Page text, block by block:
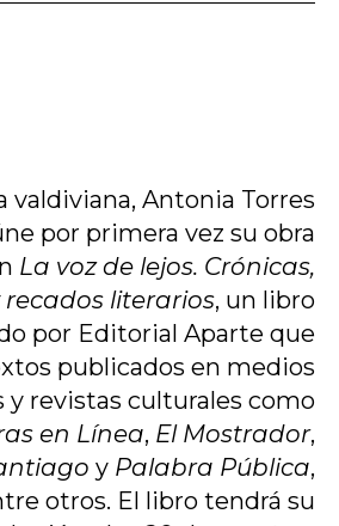
valdiviana, Antonia Torres
por primera vez su obra
La voz de lejos. Crónicas,
recados literarios, un libro
por Editorial Aparte que
publicados en medios
y revistas culturales como
en Línea, El Mostrador,
y Palabra Pública,
otros. El libro tendrá su